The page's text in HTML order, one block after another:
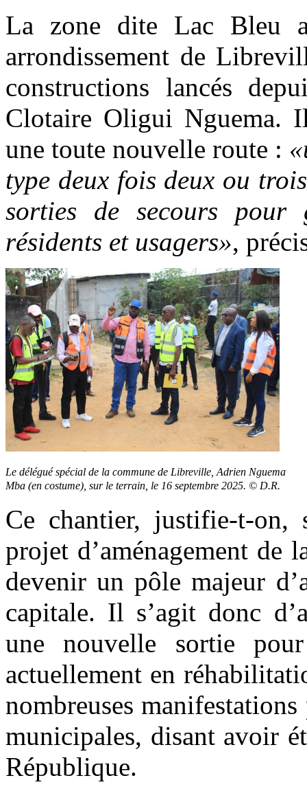
La zone dite Lac Bleu
arrondissement de
constructions lancés
Clotaire Oligui Nguema.
une toute nouvelle route :
type deux fois deux ou
sorties de secours
résidents et usagers»,
Le délégué spécial de la commune de Libreville, Adrien Nguema
Mba (en costume), sur le terrain, le 16 septembre 2025. © D.R.
Ce chantier, justifie-t-on,
projet d’aménagement de
devenir un pôle majeur
capitale. Il s’agit donc
une nouvelle sortie
actuellement en
nombreuses
municipales, disant avoir
République.